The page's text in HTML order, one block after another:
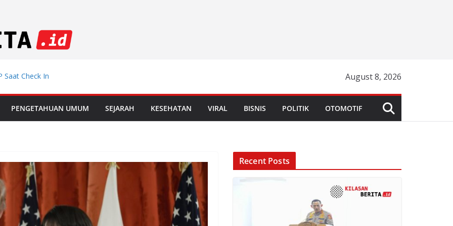
Saat Check In
Mutasi
August 8, 2026
PENGETAHUAN UMUM SEJARAH KESEHATAN VIRAL BISNIS POLITIK OTOMOTIF
Recent Posts